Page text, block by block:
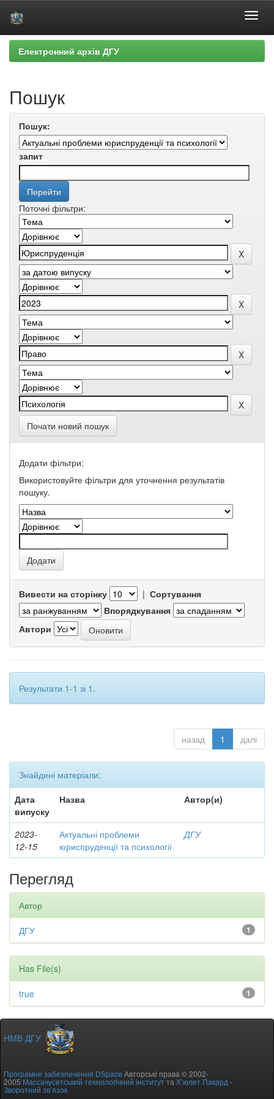
Skip
navigation
Електронний архів ДГУ
Пошук
Пошук:
запит
Поточні фільтри:
Почати новий пошук
Додати фільтри:
Використовуйте фільтри для уточнення результатів
пошуку.
Вивести на сторінку | Сортування
Впорядкування
Автори
Результати 1-1 зі 1.
назад 1 далі
Знайдені матеріали:
Дата
випуску
Назва Автор(и)
2023-
12-15
Актуальні проблеми
юриспруденції та психології
ДГУ
Перегляд
Автор
1
ДГУ
Has File(s)
1
true
НМВ ДГУ
Програмне забезпечення DSpace Авторські права © 2002-
2005Массачусетський технологічний інститутта Х’юлет Пакард -
Зворотний зв’язок